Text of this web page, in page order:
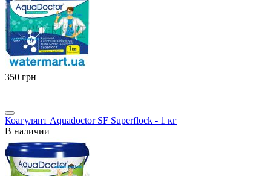
‍350‍ грн
Коагулянт Aquadoctor SF Superflock - 1 кг
В наличии